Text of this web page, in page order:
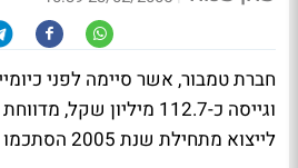
חברת טמבור, אשר סיימה לפני
וגייסה כ-112.7 מיליון
לייצוא מתחילת שנת 2005 הסתכמו בכ-7 מיליון שקל.